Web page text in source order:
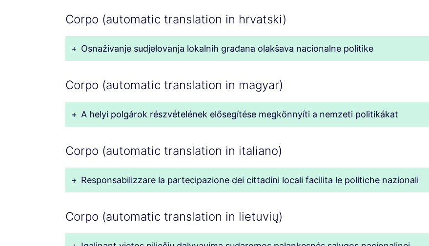
Corpo (automatic translation in hrvatski)
+ Osnaživanje sudjelovanja lokalnih građana olakšava nacionalne politike
Corpo (automatic translation in magyar)
+ A helyi polgárok részvételének elősegítése megkönnyíti a nemzeti politikákat
Corpo (automatic translation in italiano)
+ Responsabilizzare la partecipazione dei cittadini locali facilita le politiche nazionali
Corpo (automatic translation in lietuvių)